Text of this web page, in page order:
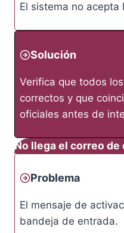
El sistema no acepta
Solución
Verifica que todos
correctos y que
oficiales antes de
No llega el correo
Problema
El mensaje de
bandeja de entrada.